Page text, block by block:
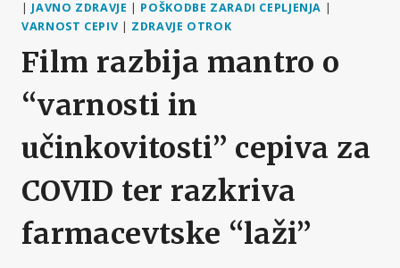
| JAVNO ZDRAVJE | POŠKODBE ZARADI CEPLJENJA |
VARNOST CEPIV | ZDRAVJE OTROK
Film razbija mantro o
“varnosti in
učinkovitosti” cepiva za
COVID ter razkriva
farmacevtske “laži”